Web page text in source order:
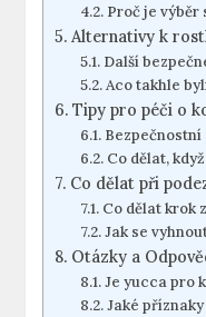
Proč je výběr
Alternativy k
Další
Aco takhle
Tipy pro péči o
Co dělat,
Co dělat při
Co dělat krok
Jak se
Otázky a
Je yucca pro
Jaké